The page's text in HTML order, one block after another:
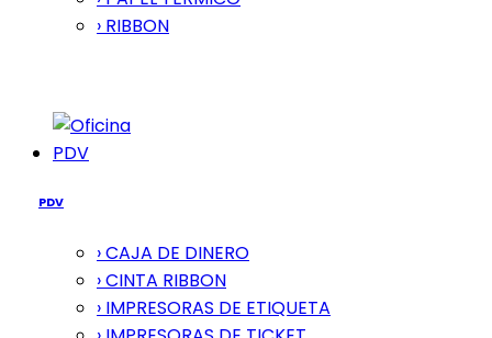
› RIBBON
PDV
PDV
› CAJA DE DINERO
› CINTA RIBBON
› IMPRESORAS DE ETIQUETA